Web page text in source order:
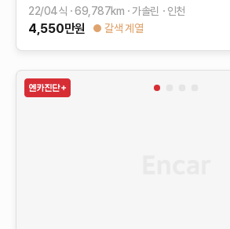
22/04식 69,787km 가솔린 인천
4,550만원 갈색 계열